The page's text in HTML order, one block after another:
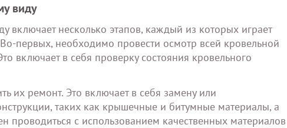
виду
включает несколько этапов, каждый из которых играет
первых, необходимо провести осмотр всей кровельной
включает в себя проверку состояния кровельного
их ремонт. Это включает в себя замену или
таких как крышечные и битумные материалы, а
с использованием качественных материалов